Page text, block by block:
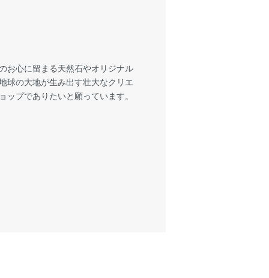
お心に留まる天然石やオリジナル
球の大地が生み出す壮大なクリエ
プでありたいと願っています。